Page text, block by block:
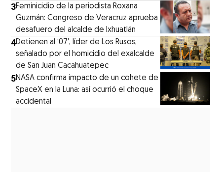
3Feminicidio de la periodista Roxana
Guzmán: Congreso de Veracruz aprueba
desafuero del alcalde de Ixhuatlán
4Detienen al ‘07′, líder de Los Rusos,
señalado por el homicidio del exalcalde
de San Juan Cacahuatepec
5NASA confirma impacto de un cohete de
SpaceX en la Luna: así ocurrió el choque
accidental